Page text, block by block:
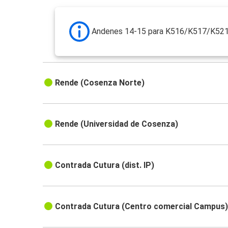
Andenes 14-15 para K516/K517/
Rende (Cosenza Norte)
Rende (Universidad de Cosenza)
Contrada Cutura (dist. IP)
Contrada Cutura (Centro comercial Campus)